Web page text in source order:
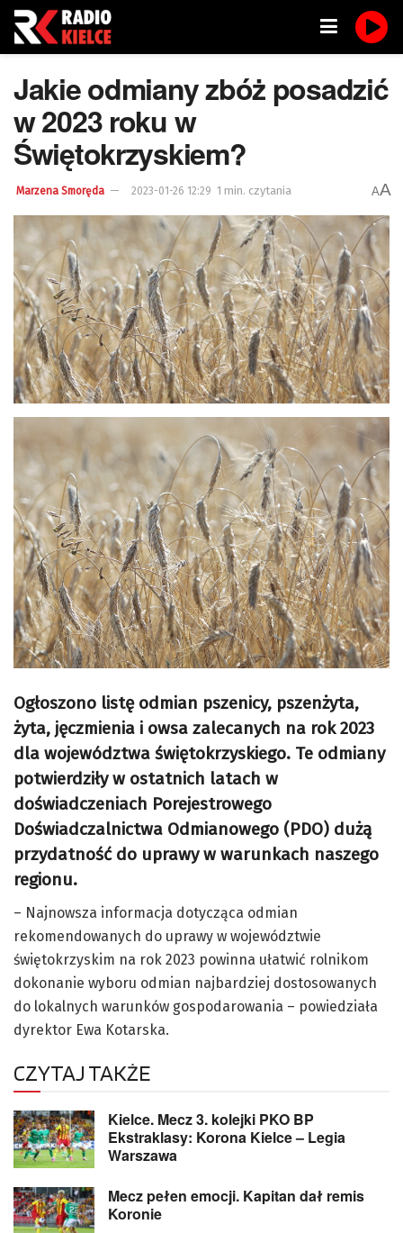
Jakie odmiany zbóż posadzić
w 2023 roku w
Świętokrzyskiem?
Marzena Smoręda 2023-01-26 12:29 1 min. czytania AA
Ogłoszono listę odmian pszenicy, pszenżyta,
żyta, jęczmienia i owsa zalecanych na rok 2023
dla województwa świętokrzyskiego. Te odmiany
potwierdziły w ostatnich latach w
doświadczeniach Porejestrowego
Doświadczalnictwa Odmianowego (PDO) dużą
przydatność do uprawy w warunkach naszego
regionu.
– Najnowsza informacja dotycząca odmian
rekomendowanych do uprawy w województwie
świętokrzyskim na rok 2023 powinna ułatwić rolnikom
dokonanie wyboru odmian najbardziej dostosowanych
do lokalnych warunków gospodarowania – powiedziała
dyrektor Ewa Kotarska.
CZYTAJ TAKŻE
Kielce. Mecz 3. kolejki PKO BP
Ekstraklasy: Korona Kielce – Legia
Warszawa
Mecz pełen emocji. Kapitan dał remis
Koronie